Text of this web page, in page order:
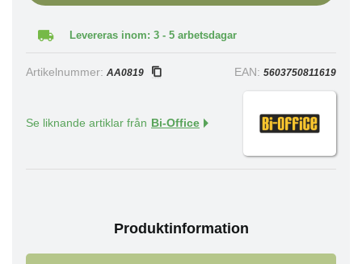
Levereras inom: 3 - 5 arbetsdagar
Artikelnummer: AA0819 EAN: 5603750811619
Se liknande artiklar från Bi-Office
Produktinformation